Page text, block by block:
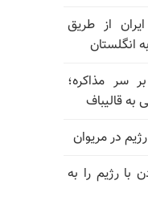
از طریق
انگلستان
سر مذاکره؛
به قالیباف
در مریوان
با رژیم را به